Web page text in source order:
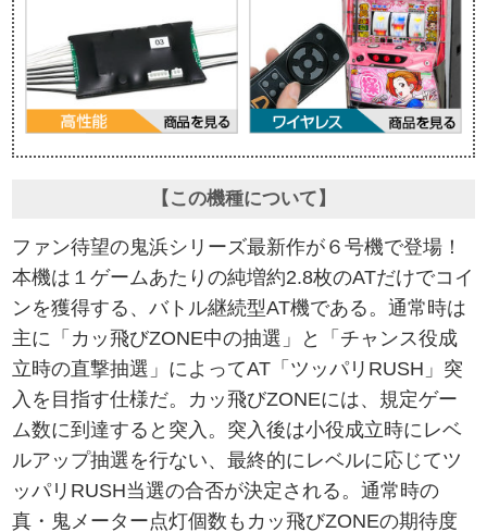
【この機種について】
ファン待望の鬼浜シリーズ最新作が６号機で登場！
本機は１ゲームあたりの純増約2.8枚のATだけでコイ
ンを獲得する、バトル継続型AT機である。通常時は
主に「カッ飛びZONE中の抽選」と「チャンス役成
立時の直撃抽選」によってAT「ツッパリRUSH」突
入を目指す仕様だ。カッ飛びZONEには、規定ゲー
ム数に到達すると突入。突入後は小役成立時にレベ
ルアップ抽選を行ない、最終的にレベルに応じてツ
ッパリRUSH当選の合否が決定される。通常時の
真・鬼メーター点灯個数もカッ飛びZONEの期待度